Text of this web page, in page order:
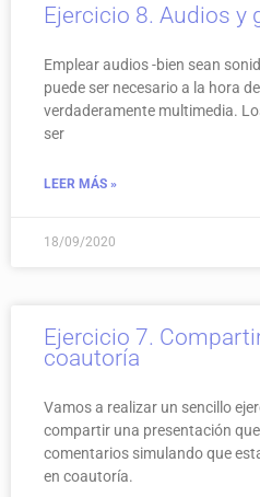
Ejercicio 8. Audios y
Emplear audios -bien sean
puede ser necesario a la hora
verdaderamente multimedia.
ser
LEER MÁS »
18/09/2020
Ejercicio 7.
coautoría
Vamos a realizar un sencillo
compartir una presentación
comentarios simulando que
en coautoría.